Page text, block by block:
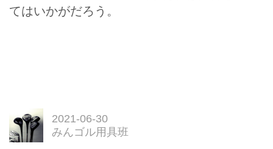
てはいかがだろう。
2021-06-30
みんゴル用具班